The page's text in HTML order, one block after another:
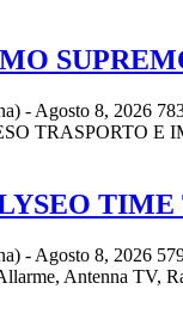
- Agosto 8, 2026
TRASPORTO E
TIME
- Agosto 8, 2026
Antenna TV,